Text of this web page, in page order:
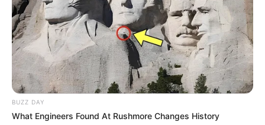
BUZZ DAY
What Engineers Found At Rushmore Changes History